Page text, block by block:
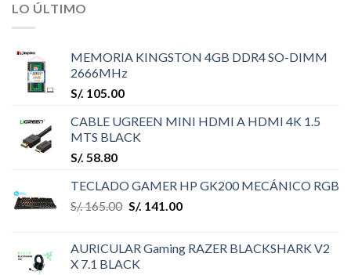
LO ÚLTIMO
MEMORIA KINGSTON 4GB DDR4 SO-DIMM
2666MHz
S/. 105.00
CABLE UGREEN MINI HDMI A HDMI 4K 1.5
MTS BLACK
S/. 58.80
TECLADO GAMER HP GK200 MECÁNICO RGB
S/.165.00 S/. 141.00
AURICULAR Gaming RAZER BLACKSHARK V2
X 7.1 BLACK